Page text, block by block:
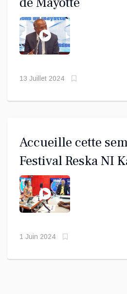
13 Juillet 2024
Accueille cette
Festival Reska NI
sa 5ème édition à
1 Juin 2024